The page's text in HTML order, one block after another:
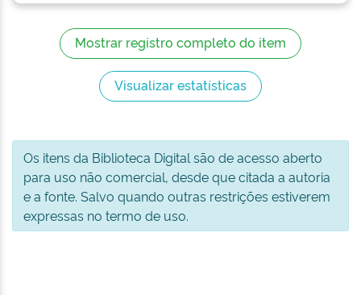
Mostrar registro completo do item
Visualizar estatísticas
Os itens da Biblioteca Digital são de acesso aberto
para uso não comercial, desde que citada a autoria
e a fonte. Salvo quando outras restrições estiverem
expressas no termo de uso.